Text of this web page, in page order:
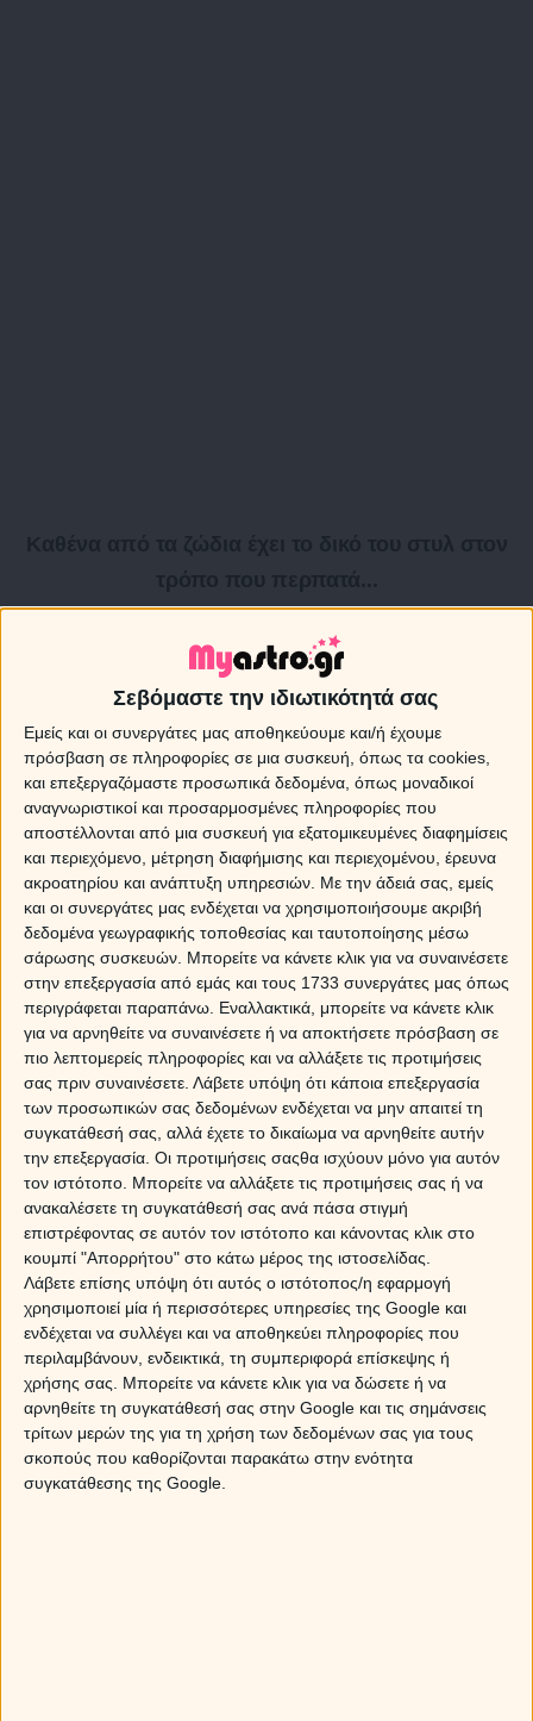
Σεβόμαστε την ιδιωτικότητά σας
Εμείς και οι συνεργάτες μας αποθηκεύουμε και/ή έχουμε
πρόσβαση σε πληροφορίες σε μια συσκευή, όπως τα cookies,
και επεξεργαζόμαστε προσωπικά δεδομένα, όπως μοναδικοί
αναγνωριστικοί και προσαρμοσμένες πληροφορίες που
αποστέλλονται από μια συσκευή για εξατομικευμένες διαφημίσεις
και περιεχόμενο, μέτρηση διαφήμισης και περιεχομένου, έρευνα
ακροατηρίου και ανάπτυξη υπηρεσιών. Με την άδειά σας, εμείς
και οι συνεργάτες μας ενδέχεται να χρησιμοποιήσουμε ακριβή
δεδομένα γεωγραφικής τοποθεσίας και ταυτοποίησης μέσω
σάρωσης συσκευών. Μπορείτε να κάνετε κλικ για να συναινέσετε
στην επεξεργασία από εμάς και τους 1733 συνεργάτες μας όπως
περιγράφεται παραπάνω. Εναλλακτικά, μπορείτε να κάνετε κλικ
για να αρνηθείτε να συναινέσετε ή να αποκτήσετε πρόσβαση σε
πιο λεπτομερείς πληροφορίες και να αλλάξετε τις προτιμήσεις
σας πριν συναινέσετε. Λάβετε υπόψη ότι κάποια επεξεργασία
των προσωπικών σας δεδομένων ενδέχεται να μην απαιτεί τη
συγκατάθεσή σας, αλλά έχετε το δικαίωμα να αρνηθείτε αυτήν
την επεξεργασία. Οι προτιμήσεις σαςθα ισχύουν μόνο για αυτόν
τον ιστότοπο. Μπορείτε να αλλάξετε τις προτιμήσεις σας ή να
ανακαλέσετε τη συγκατάθεσή σας ανά πάσα στιγμή
επιστρέφοντας σε αυτόν τον ιστότοπο και κάνοντας κλικ στο
κουμπί "Απορρήτου" στο κάτω μέρος της ιστοσελίδας.
Λάβετε επίσης υπόψη ότι αυτός ο ιστότοπος/η εφαρμογή
χρησιμοποιεί μία ή περισσότερες υπηρεσίες της Google και
ενδέχεται να συλλέγει και να αποθηκεύει πληροφορίες που
περιλαμβάνουν, ενδεικτικά, τη συμπεριφορά επίσκεψης ή
χρήσης σας. Μπορείτε να κάνετε κλικ για να δώσετε ή να
αρνηθείτε τη συγκατάθεσή σας στην Google και τις σημάνσεις
τρίτων μερών της για τη χρήση των δεδομένων σας για τους
σκοπούς που καθορίζονται παρακάτω στην ενότητα
συγκατάθεσης της Google.
Αποφασιστικό και γρήγορο, το βήμα του Κριού, μπορεί να καλύψει μια
απόσταση πιο σύντομα από κάθε άλλο ζώδιο, Περπατά καμαρωτά, με
ψηλά το κεφάλι, ακουμπώντας όλο το πέλμα στο έδαφος. Δεν παρατηρεί
τι συμβαίνει γύρω του, δεν βλέπει ποιος περνά δίπλα του. Αν λοιπόν
δείτε στον δρόμο έναν Κριό που γνωρίζετε, κι εκείνος προχωρήσει δίχως
να σας δώσει καμιά σημασία, μην απορείτε και μην προσπαθείτε να
καταλάβετε τι έχει μαζί σας- απλά δεν σας είδε!
Ταύρος
Το βήμα του Ταύρου είναι αργό και διστακτικό. Δίνει την εντύπωση ότι
δεν είναι σίγουρος για το που πηγαίνει, ενώ στην πραγματικότητα
εξερευνά τον χώρο για πιθανές παγίδες και κρυμμένους κινδύνους. Στον
προορισμό του θα φτάσει αργά επειδή πάντα διαλέγει όχι τον πιο
σύντομο, αλλά τον πιο ασφαλή δρόμο. Αν δείτε στον δρόμο τον Ταύρο να
χαζεύει με τις ώρες γύρω του, μην παραξενευτείτε- απλά σκανάρει τον
χώρο για να μάθει τι κρύβεται πίσω από τη γωνία.
Γρήγορος και νευρικός βηματισμός, βιαστικός και ανυπόμονος. Ο Δίδυμος
μπορεί να στρίβει δεξιά κι αριστερά, να πηγαίνει πίσω εμπρός και γενικά
αλλάζει πορεία και ρυθμό βαδίσματος με ταχύτητα φωτός. Αυτό συμβαίνει
επειδή την ώρα που περπατά κάνει χιλιάδες σκέψεις. Το σημαντικό είναι
πως, ανεξάρτητα από τον τρόπο που βαδίζει, φτάνει πάντα στον
προορισμό του - μήπως χρησιμοποιείGPS;
Καρκίνος
Έχει νάζι και χάρη στο περπάτημα του. Όπως ο κάβουρας κάνει βήματα
πίσω, έτσι και ο Καρκίνος κάνει και κανένα βηματάκι προς τα πίσω. Στο
περπάτημα του βγάζει δισταγμό. Ίσως έχετε συναντήσει έναν Καρκίνο